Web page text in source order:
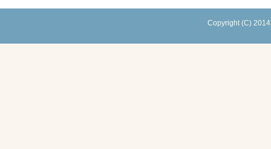
Copyright (C)